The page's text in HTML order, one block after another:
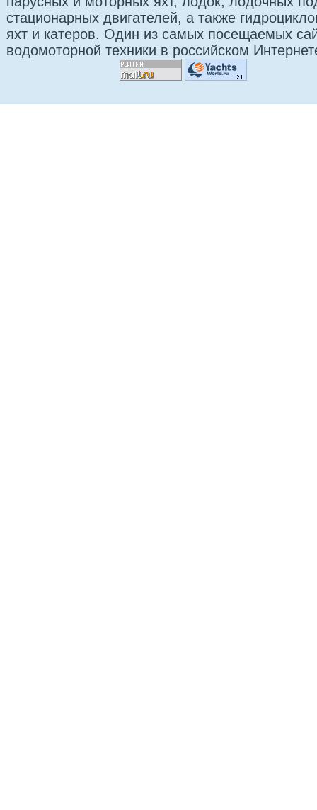
стационарных двигателей, а также
яхт и катеров. Один из самых посещаемых
водомоторной техники в российском